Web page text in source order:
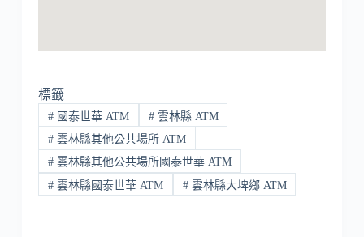
標籤
#國泰世華 ATM #雲林縣 ATM
#雲林縣其他公共場所 ATM
#雲林縣其他公共場所國泰世華 ATM
#雲林縣國泰世華 ATM #雲林縣大埤鄉 ATM